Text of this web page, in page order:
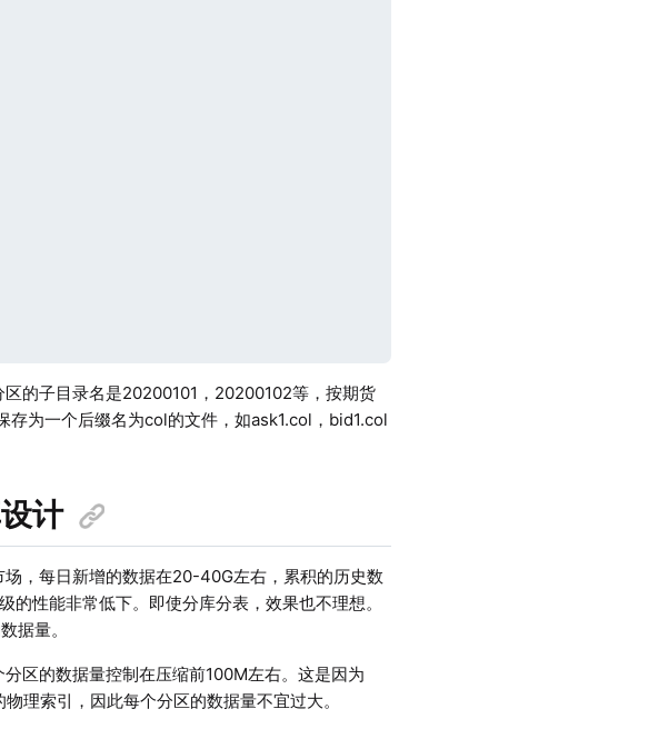
的子目录名是20200101，20200102等，按期货
存为一个后缀名为col的文件，如ask1.col，bid1.col
计
，每日新增的数据在20-40G左右，累积的历史数
性能非常低下。即使分库分表，效果也不理想。
据量。
区的数据量控制在压缩前100M左右。这是因为
理索引，因此每个分区的数据量不宜过大。